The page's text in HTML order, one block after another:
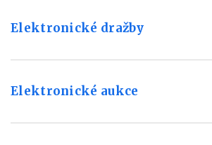
Elektronické dražby
Elektronické aukce